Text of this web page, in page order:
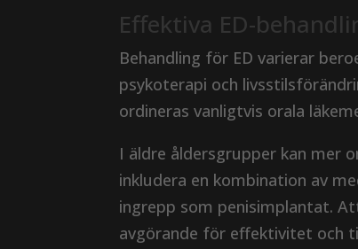
Effektiva ED-
Behandling för ED varierar
psykoterapi och
ordineras vanligtvis orala
I äldre åldersgrupper kan mer
inkludera en kombination av
ingrepp som penisimplantat.
avgörande för effektivitet och